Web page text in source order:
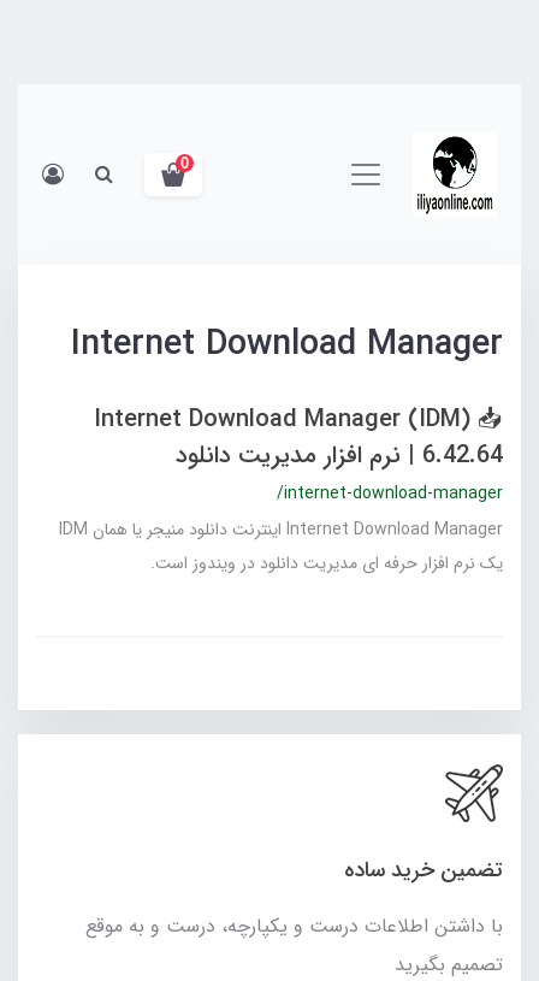
0
Internet Download Manager
📥 Internet Download Manager (IDM)
6.42.64 | نرم‌ افزار مدیریت دانلود
/internet-download-manager
Internet Download Manager اینترنت دانلود منیجر یا همان IDM
یک نرم افزار حرفه ای مدیریت دانلود در ویندوز است.
تضمین خرید ساده
با داشتن اطلاعات درست و یکپارچه، درست و به موقع
تصمیم بگیرید